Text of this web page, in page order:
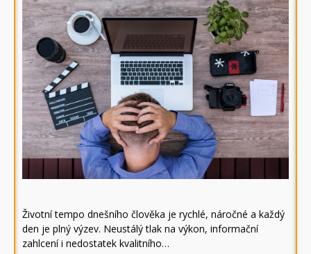
Životní tempo dnešního člověka je rychlé, náročné a každý
den je plný výzev. Neustálý tlak na výkon, informační
zahlcení i nedostatek kvalitního…